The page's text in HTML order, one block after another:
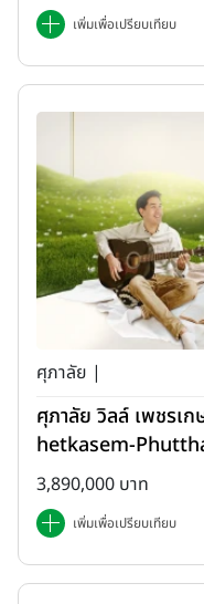
เพิ่มเพื่อเปรียบเทียบ
ศุภาลัย |
ศุภาลัย วิลล์ เพชรเ
hetkasem-
3,890,000 บาท
เพิ่มเพื่อเปรียบเทียบ